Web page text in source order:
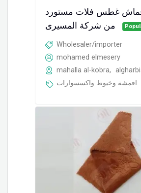
قماش غطس فلات مستورد
من شركة المسيرى
Wholesaler/importer
mohamed elmesery
mahalla al-kobra,
اقمشة وخيوط واكسسوارات